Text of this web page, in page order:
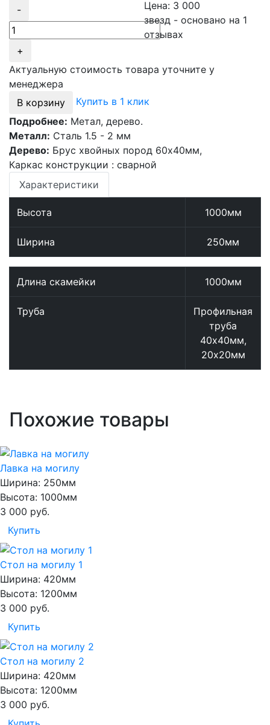
-
+
Цена: 3 000
звезд - основано на 1
отзывах
Актуальную стоимость товара уточните у
менеджера
В корзину
Купить в 1 клик
Подробнее: Метал, дерево.
Металл: Сталь 1.5 - 2 мм
Дерево: Брус хвойных пород 60х40мм,
Каркас конструкции : сварной
Характеристики
Высота 1000мм
Ширина 250мм
Длина скамейки 1000мм
Труба
Профильная
труба
40х40мм,
20х20мм
Похожие товары
Лавка на могилу
Ширина: 250мм
Высота: 1000мм
3 000 руб.
Купить
Стол на могилу 1
Ширина: 420мм
Высота: 1200мм
3 000 руб.
Купить
Стол на могилу 2
Ширина: 420мм
Высота: 1200мм
3 000 руб.